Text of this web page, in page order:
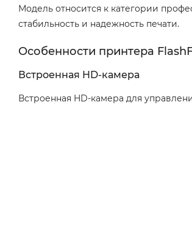
Модель относится к категории
стабильность и надежность печати.
Особенности принтера
Встроенная HD-камера
Встроенная HD-камера для